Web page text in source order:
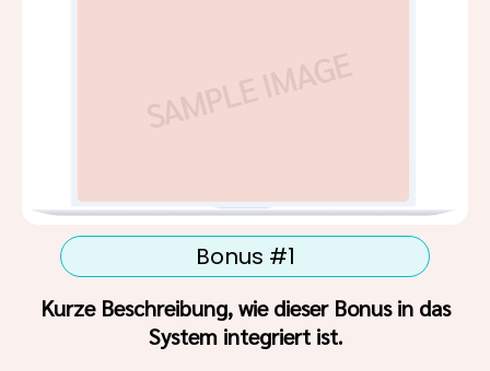
Bonus #1
Kurze Beschreibung, wie dieser Bonus in das
System integriert ist.